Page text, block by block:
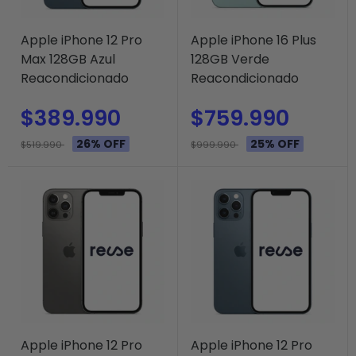
Apple iPhone 12 Pro
Max 128GB Azul
Reacondicionado
$389.990
$519.990 26% OFF
Apple iPhone 16 Plus
128GB Verde
Reacondicionado
$759.990
$999.990 25% OFF
Apple iPhone 12 Pro
Apple iPhone 12 Pro